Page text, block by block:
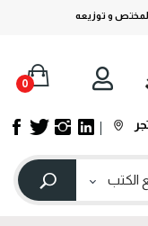
و توزيعه
0